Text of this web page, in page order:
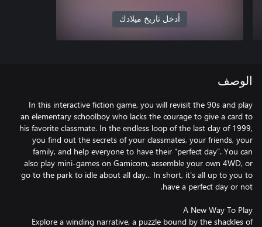
أدخل تاريخ ميلادك
الوصف
In this interactive fiction game, you will revisit the 90s and play
an elementary schoolboy who lacks the courage to give a card to
his favorite classmate. In the endless loop of the last day of 1999,
you find out the secrets of your classmates, your friends, your
family, and help everyone to have their “perfect day”. You can
also play mini-games on Gamicom, assemble your own 4WD, or
go to the park to idle about all day... In short, it's all up to you to
Explore a winding narrative, a puzzle bound by the shackles of